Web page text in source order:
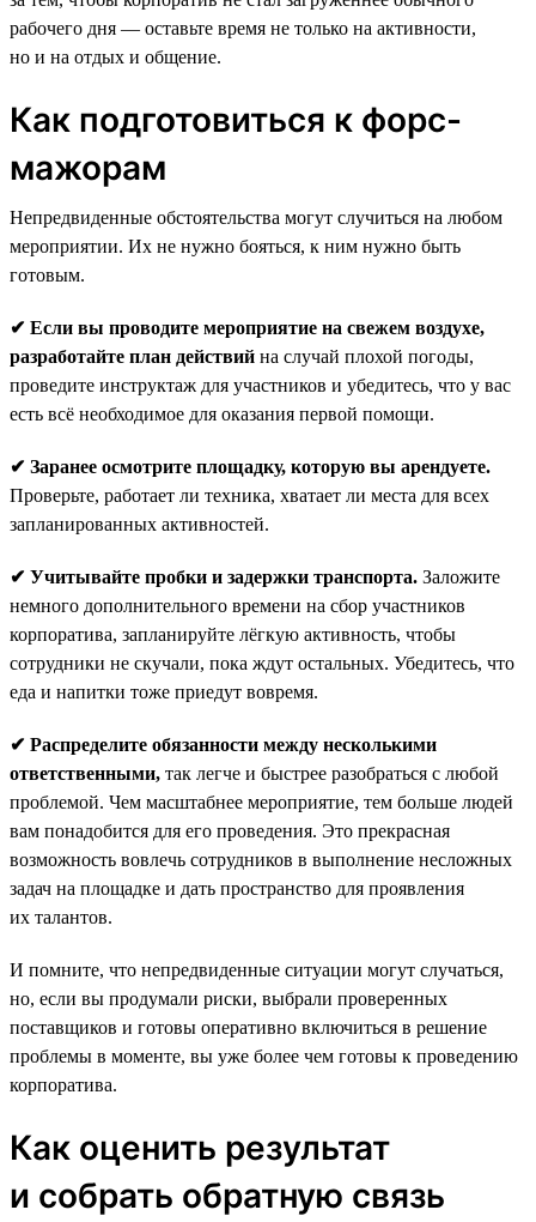
рабочего дня — оставьте время не только на активности,
но и на отдых и общение.
Как подготовиться к форс-
мажорам
Непредвиденные обстоятельства могут случиться на любом
мероприятии. Их не нужно бояться, к ним нужно быть
готовым.
✔ Если вы проводите мероприятие на свежем воздухе,
разработайте план действий на случай плохой погоды,
проведите инструктаж для участников и убедитесь, что у вас
есть всё необходимое для оказания первой помощи.
✔ Заранее осмотрите площадку, которую вы арендуете.
Проверьте, работает ли техника, хватает ли места для всех
запланированных активностей.
✔ Учитывайте пробки и задержки транспорта. Заложите
немного дополнительного времени на сбор участников
корпоратива, запланируйте лёгкую активность, чтобы
сотрудники не скучали, пока ждут остальных. Убедитесь, что
еда и напитки тоже приедут вовремя.
✔ Распределите обязанности между несколькими
ответственными, так легче и быстрее разобраться с любой
проблемой. Чем масштабнее мероприятие, тем больше людей
вам понадобится для его проведения. Это прекрасная
возможность вовлечь сотрудников в выполнение несложных
задач на площадке и дать пространство для проявления
их талантов.
И помните, что непредвиденные ситуации могут случаться,
но, если вы продумали риски, выбрали проверенных
поставщиков и готовы оперативно включиться в решение
проблемы в моменте, вы уже более чем готовы к проведению
корпоратива.
Как оценить результат
и собрать обратную связь